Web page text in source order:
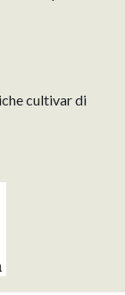
cultivar di